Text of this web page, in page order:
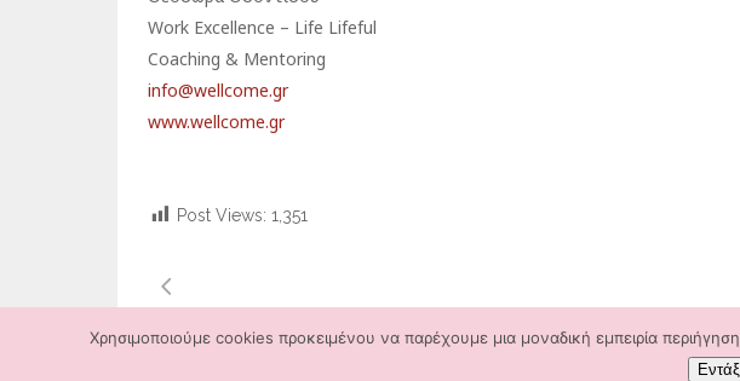
Work Excellence – Life Lifeful
Coaching & Mentoring
info@wellcome.gr
www.wellcome.gr
Post Views: 1,351
Χρησιμοποιούμε cookies προκειμένου να παρέχουμε μια μοναδική εμπειρία